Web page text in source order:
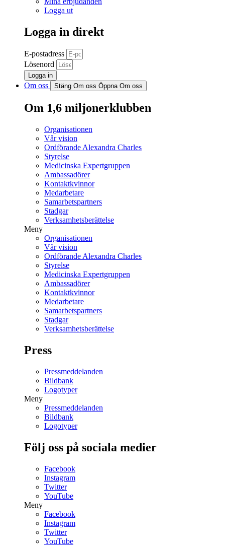
Logga ut
Logga in direkt
E-postadress
Lösenord
Logga in
Om oss Stäng Om oss Öppna Om oss
Om 1,6 miljonerklubben
Organisationen
Vår vision
Ordförande Alexandra Charles
Styrelse
Medicinska Expertgruppen
Ambassadörer
Kontaktkvinnor
Medarbetare
Samarbetspartners
Stadgar
Verksamhetsberättelse
Meny
Organisationen
Vår vision
Ordförande Alexandra Charles
Styrelse
Medicinska Expertgruppen
Ambassadörer
Kontaktkvinnor
Medarbetare
Samarbetspartners
Stadgar
Verksamhetsberättelse
Press
Pressmeddelanden
Bildbank
Logotyper
Meny
Pressmeddelanden
Bildbank
Logotyper
Följ oss på sociala medier
Facebook
Instagram
Twitter
YouTube
Meny
Facebook
Instagram
Twitter
YouTube